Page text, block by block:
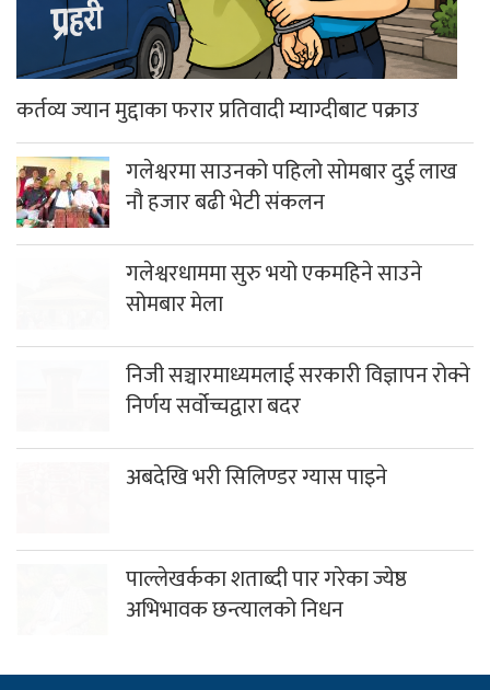
गलेश्वरमा साउनको पहिलो सोमबार दुई लाख
नौ हजार बढी भेटी संकलन
गलेश्वरधाममा सुरु भयो एकमहिने साउने
सोमबार मेला
निर्णय सर्वोच्चद्वारा बदर
अभिभावक छन्त्यालको निधन